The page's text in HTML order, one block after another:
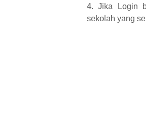
4. Jika Login
sekolah yang